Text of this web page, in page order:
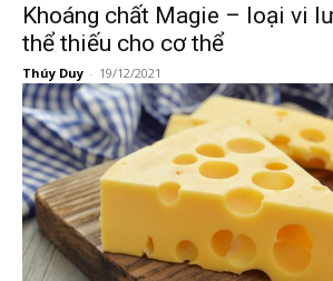
Khoáng chất Magie – loại vi
thể thiếu cho cơ thể
Thúy Duy - 19/12/2021